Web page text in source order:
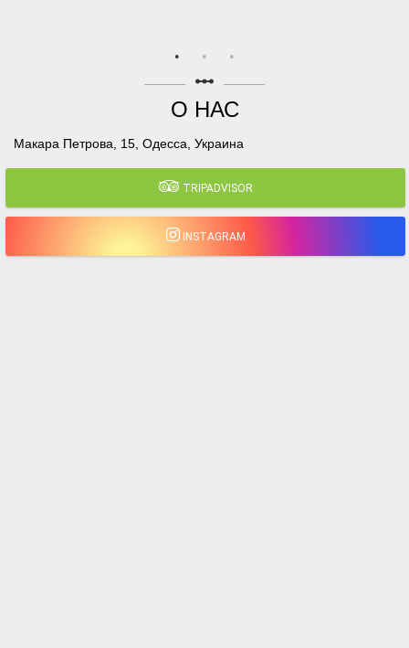
linear_scale
О НАС
Макара Петрова, 15, Одесса, Украина
TRIPADVISOR
INSTAGRAM